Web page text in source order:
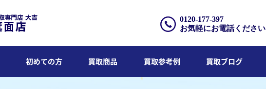
0120-177-397
お気軽にお電話ください
初めての方 買取商品 買取参考例 買取ブログ